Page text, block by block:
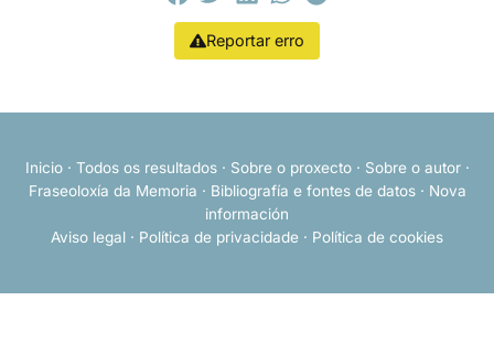
Reportar erro
Inicio· Todos os resultados· Sobre o proxecto· Sobre o autor·
Fraseoloxía da Memoria · Bibliografía e fontes de datos· Nova
información
Aviso legal · Política de privacidade · Política de cookies